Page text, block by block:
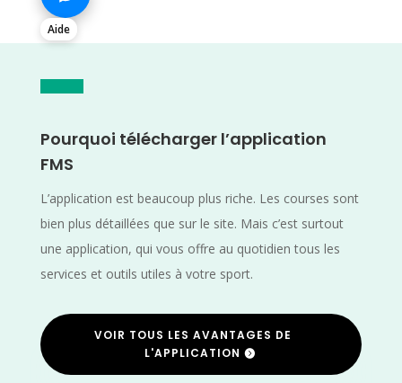
Aide
Pourquoi télécharger l’application
FMS
L’application est beaucoup plus riche. Les courses sont
bien plus détaillées que sur le site. Mais c’est surtout
une application, qui vous offre au quotidien tous les
services et outils utiles à votre sport.
VOIR TOUS LES AVANTAGES DE
L'APPLICATION